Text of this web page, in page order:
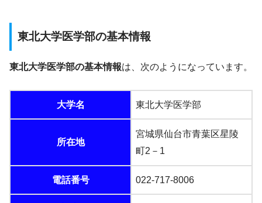
東北大学医学部の基本情報
東北大学医学部の基本情報は、次のようになっています。
大学名 東北大学医学部
所在地
宮城県仙台市青葉区星陵
町2－1
電話番号 022-717-8006